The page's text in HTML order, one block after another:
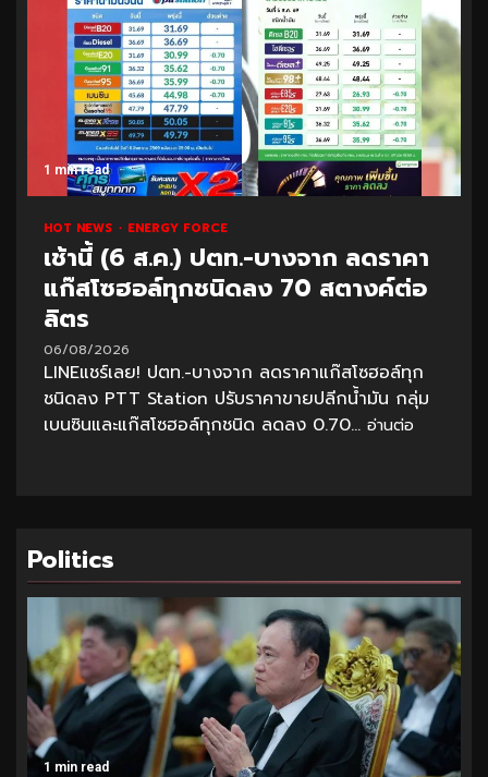
1 min read
HOT NEWS ENERGY FORCE
เช้านี้ (6 ส.ค.) ปตท.-บางจาก ลดราคา
แก๊สโซฮอล์ทุกชนิดลง 70 สตางค์ต่อ
ลิตร
06/08/2026
LINEแชร์เลย! ปตท.-บางจาก ลดราคาแก๊สโซฮอล์ทุก
ชนิดลง PTT Station ปรับราคาขายปลีกน้ำมัน กลุ่ม
เบนซินและแก๊สโซฮอล์ทุกชนิด ลดลง 0.70... อ่านต่อ
Politics
1 min read